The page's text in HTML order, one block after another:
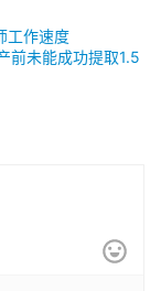
工作速度
前未能成功提取1.5